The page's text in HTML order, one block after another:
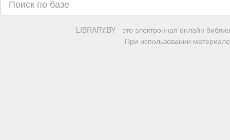
LIBRARY.BY - это электронная онлайн
При использовании